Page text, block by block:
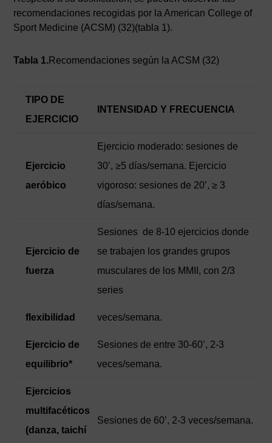
recomendaciones recogidas por la American College of
Sport Medicine (ACSM) (32)(tabla 1).
Tabla 1.Recomendaciones según la ACSM (32)
TIPO DE
EJERCICIO
INTENSIDAD Y FRECUENCIA
Ejercicio
aeróbico
Ejercicio moderado: sesiones de
30’, ≥5 días/semana. Ejercicio
vigoroso: sesiones de 20’, ≥ 3
días/semana.
Ejercicio de
fuerza
Sesiones de 8-10 ejercicios donde
se trabajen los grandes grupos
musculares de los MMII, con 2/3
series
flexibilidad veces/semana.
Ejercicio de
equilibrio*
Sesiones de entre 30-60’, 2-3
veces/semana.
Ejercicios
multifacéticos
(danza, taichí
Sesiones de 60’, 2-3 veces/semana.